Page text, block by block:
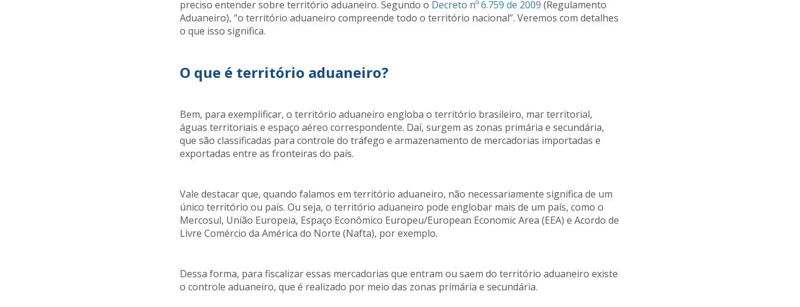
preciso entender sobre território aduaneiro. Segundo o Decreto nº 6.759 de 2009 (Regulamento
Aduaneiro), “o território aduaneiro compreende todo o território nacional”. Veremos com detalhes
o que isso significa.
O que é território aduaneiro?
Bem, para exemplificar, o território aduaneiro engloba o território brasileiro, mar territorial,
águas territoriais e espaço aéreo correspondente. Daí, surgem as zonas primária e secundária,
que são classificadas para controle do tráfego e armazenamento de mercadorias importadas e
exportadas entre as fronteiras do país.
Vale destacar que, quando falamos em território aduaneiro, não necessariamente significa de um
único território ou país. Ou seja, o território aduaneiro pode englobar mais de um país, como o
Mercosul, União Europeia, Espaço Econômico Europeu/European Economic Area (EEA) e Acordo de
Livre Comércio da América do Norte (Nafta), por exemplo.
Dessa forma, para fiscalizar essas mercadorias que entram ou saem do território aduaneiro existe
o controle aduaneiro, que é realizado por meio das zonas primária e secundária.